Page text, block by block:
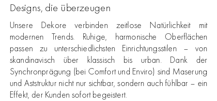
Designs, die überzeugen
Unsere Dekore verbinden zeitlose Natürlichkeit mit
modernen Trends. Ruhige, harmonische Oberflächen
passen zu unterschiedlichsten Einrichtungsstilen – von
skandinavisch über klassisch bis urban. Dank der
Synchronprägung (bei Comfort und Enviro) sind Maserung
und Aststruktur nicht nur sichtbar, sondern auch fühlbar – ein
Effekt, der Kunden sofort begeistert.